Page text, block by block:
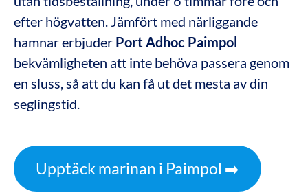
efter högvatten. Jämfört med närliggande
hamnar erbjuder Port Adhoc Paimpol
bekvämligheten att inte behöva passera genom
en sluss, så att du kan få ut det mesta av din
seglingstid.
Upptäck marinan i Paimpol ➡️